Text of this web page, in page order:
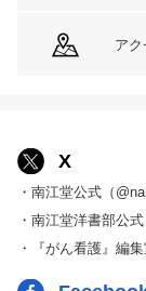
アク
X
・南江堂公式（
・南江堂洋書部公
・『がん看護』編